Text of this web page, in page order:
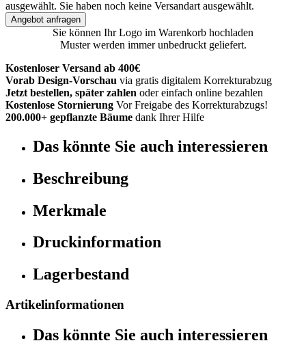
ausgewählt. Sie haben noch keine Versandart ausgewählt.
Angebot anfragen
Sie können Ihr Logo im Warenkorb hochladen
Muster werden immer unbedruckt geliefert.
Kostenloser Versand ab 400€
Vorab Design-Vorschau via gratis digitalem Korrekturabzug
Jetzt bestellen, später zahlen oder einfach online bezahlen
Kostenlose Stornierung Vor Freigabe des Korrekturabzugs!
200.000+ gepflanzte Bäume dank Ihrer Hilfe
Das könnte Sie auch interessieren
Beschreibung
Merkmale
Druckinformation
Lagerbestand
Artikelinformationen
Das könnte Sie auch interessieren